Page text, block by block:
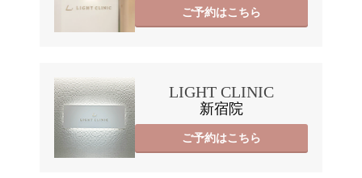
ご予約はこちら
LIGHT CLINIC
新宿院
ご予約はこちら